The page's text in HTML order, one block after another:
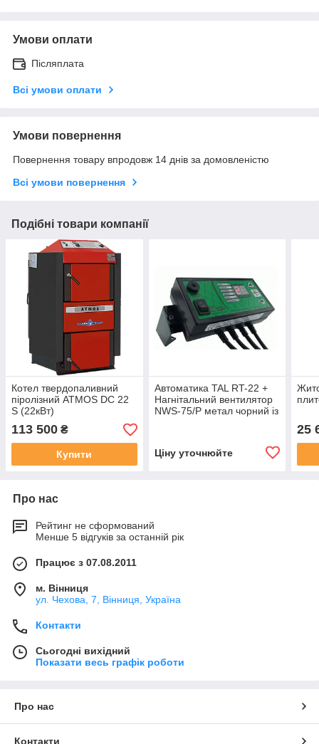
Умови оплати
Післяплата
Всі умови оплати
Умови повернення
Повернення товару впродовж 14 днів за домовленістю
Всі умови повернення
Подібні товари компанії
Котел твердопаливний
піролізний ATMOS DC 22
S (22кВт)
113 500 ₴
Купити
Автоматика TAL RT-22 +
Нагнітальний вентилятор
NWS-75/Р метал чорний із
Ціну уточнюйте
25
Про нас
Рейтинг не сформований
Менше 5 відгуків за останній рік
Працює з 07.08.2011
м. Вінниця
ул. Чехова, 7, Вінниця, Україна
Контакти
Сьогодні вихідний
Показати весь графік роботи
Про нас
Контакти